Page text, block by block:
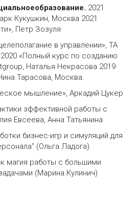
2021
Кукушкин, Москва 2021
Петр Зозуля
в управлении», ТА
«Полный курс по созданию
Наталья Некрасова 2019
Тарасова, Москва.
мышление», Аркадий Цукер
эффективной работы с
Евсеева, Анна Татьянина
бизнес-игр и симуляций для
(Ольга Ладога)
магия работы с большими
(Марина Кулинич)